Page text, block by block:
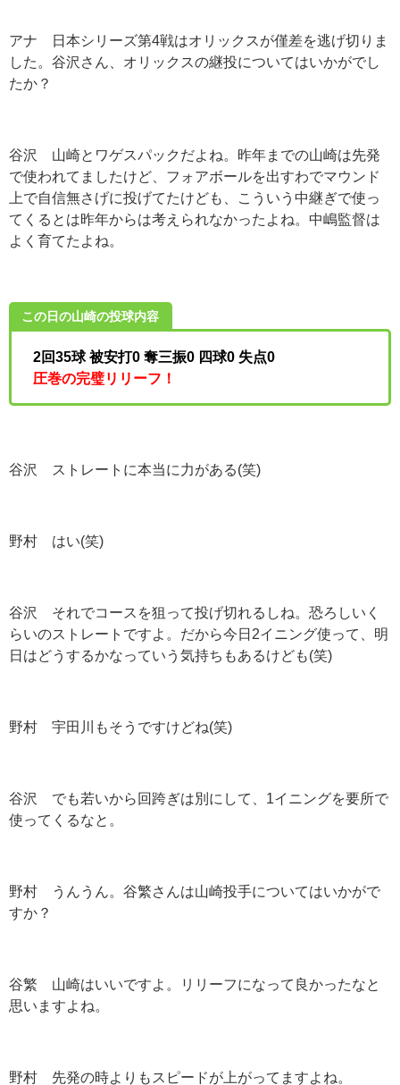
アナ 日本シリーズ第4戦はオリックスが僅差を逃げ切りま
した。谷沢さん、オリックスの継投についてはいかがでし
たか？
谷沢 山崎とワゲスパックだよね。昨年までの山崎は先発
で使われてましたけど、フォアボールを出すわでマウンド
上で自信無さげに投げてたけども、こういう中継ぎで使っ
てくるとは昨年からは考えられなかったよね。中嶋監督は
よく育てたよね。
この日の山崎の投球内容
2回35球 被安打0 奪三振0 四球0 失点0
圧巻の完璧リリーフ！
谷沢 ストレートに本当に力がある(笑)
野村 はい(笑)
谷沢 それでコースを狙って投げ切れるしね。恐ろしいく
らいのストレートですよ。だから今日2イニング使って、明
日はどうするかなっていう気持ちもあるけども(笑)
野村 宇田川もそうですけどね(笑)
谷沢 でも若いから回跨ぎは別にして、1イニングを要所で
使ってくるなと。
野村 うんうん。谷繁さんは山崎投手についてはいかがで
すか？
谷繁 山崎はいいですよ。リリーフになって良かったなと
思いますよね。
野村 先発の時よりもスピードが上がってますよね。